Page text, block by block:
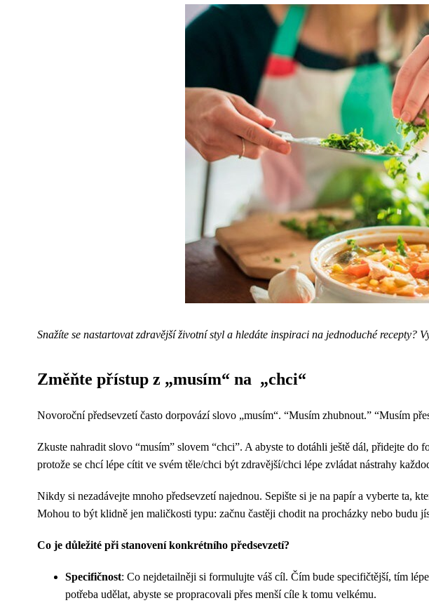
Snažíte se nastartovat zdravější životní styl a hledáte inspiraci na jednoduché recepty?
Změňte přístup z „musím“ na „chci“
Novoroční předsevzetí často dorpovází slovo „musím“. “Musím zhubnout.” “Musím
Zkuste nahradit slovo “musím” slovem “chci”. A abyste to dotáhli ještě dál, přidejte
protože se chcí lépe cítit ve svém těle/chci být zdravější/chci lépe zvládat nástrahy
Nikdy si nezadávejte mnoho předsevzetí najednou. Sepište si je na papír a vyberte ta,
Mohou to být klidně jen maličkosti typu: začnu častěji chodit na procházky nebo budu
Co je důležité při stanovení konkrétního předsevzetí?
Specifičnost: Co nejdetailněji si formulujte váš cíl. Čím bude specifičtější, tím
potřeba udělat, abyste se propracovali přes menší cíle k tomu velkému.